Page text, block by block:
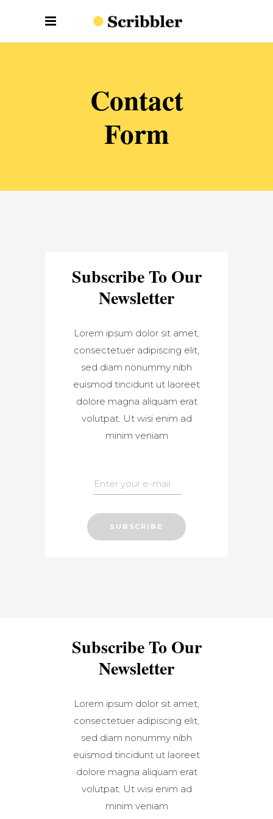
Contact
Form
Subscribe To Our
Newsletter
Lorem ipsum dolor sit amet,
consectetuer adipiscing elit,
sed diam nonummy nibh
euismod tincidunt ut laoreet
dolore magna aliquam erat
volutpat. Ut wisi enim ad
minim veniam
Subscribe To Our
Newsletter
Lorem ipsum dolor sit amet,
consectetuer adipiscing elit,
sed diam nonummy nibh
euismod tincidunt ut laoreet
dolore magna aliquam erat
volutpat. Ut wisi enim ad
minim veniam